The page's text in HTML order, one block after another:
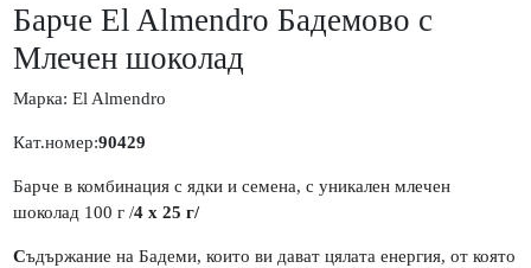
Барче El Almendro Бадемово с
Млечен шоколад
Марка:El Almendro
Кат.номер:90429
Барче в комбинация с ядки и семена, с уникален млечен
шоколад 100 г /4 x 25 г/
Съдържание на Бадеми, които ви дават цялата енергия, от която